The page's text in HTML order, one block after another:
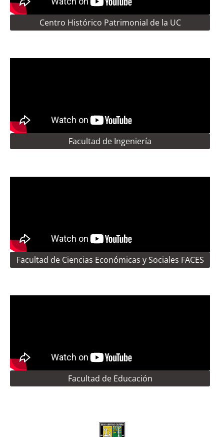
Centro Histórico Patrimonial de la UC
Facultad de Ingeniería
Facultad de Ciencias Económicas y Sociales FACES
Facultad de Educación